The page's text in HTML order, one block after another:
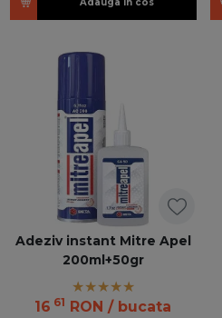
Adeziv instant Mitre Apel
200ml+50gr
16 61 RON / bucata